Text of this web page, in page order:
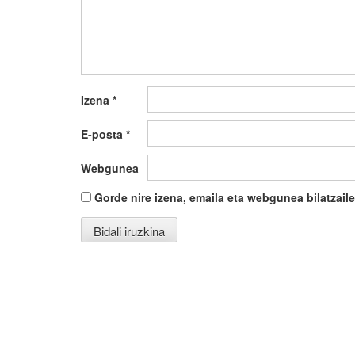
Izena *
E-posta *
Webgunea
Gorde nire izena, emaila eta webgunea